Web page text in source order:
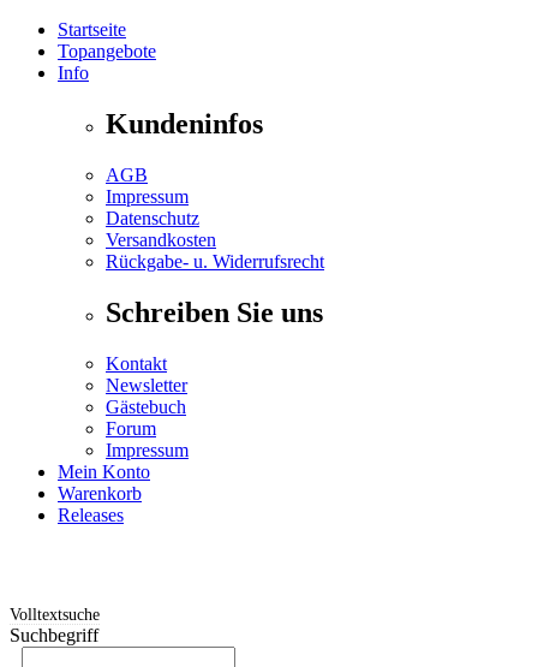
Startseite
Topangebote
Info
Kundeninfos
AGB
Impressum
Datenschutz
Versandkosten
Rückgabe- u. Widerrufsrecht
Schreiben Sie uns
Kontakt
Newsletter
Gästebuch
Forum
Impressum
Mein Konto
Warenkorb
Releases
Volltextsuche
Suchbegriff